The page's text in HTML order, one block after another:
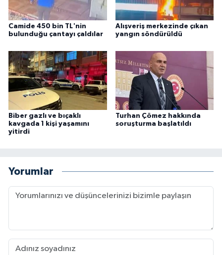
Camide 450 bin TL'nin
bulunduğu çantayı çaldılar
Alışveriş merkezinde çıkan
yangın söndürüldü
Biber gazlı ve bıçaklı
kavgada 1 kişi yaşamını
yitirdi
Turhan Çömez hakkında
soruşturma başlatıldı
Yorumlar